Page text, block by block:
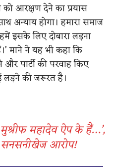
आरक्षण देने का प्रयास
अन्याय होगा। हमारा समाज
इसके लिए दोबारा लड़ना
माने ने यह भी कहा कि
पार्टी की परवाह किए
लड़ने की जरूरत है।
महादेव ऐप के हैं…’,
आरोप!